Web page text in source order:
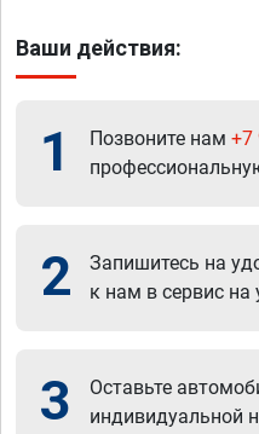
Ваши действия:
1 Позвоните нам +7
2
Запишитесь на
к нам в сервис на
3
Оставьте
индивидуальной